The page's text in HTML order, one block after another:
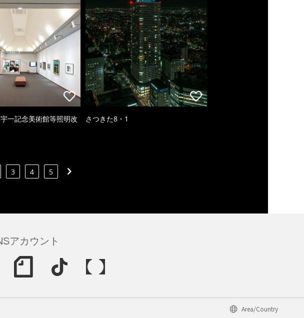
一記念美術館等照明改
さつきた8・1
3 4 5
アカウント
Area/Country